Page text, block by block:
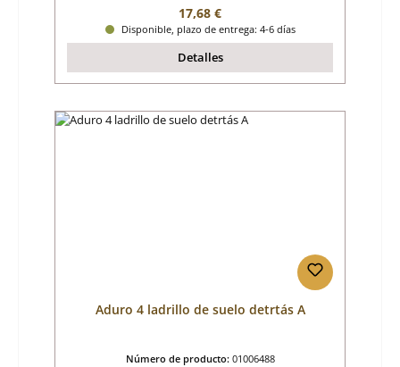
Precio normal:
17,68 €
Disponible, plazo de entrega: 4-6 días
Detalles
Aduro 4 ladrillo de suelo detrtás A
Número de producto: 01006488